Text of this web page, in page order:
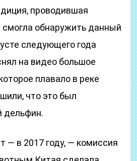
проводившая
смогла обнаружить данный
следующего года
на видео большое
плавало в реке
что это был
дельфин.
— в 2017 году, — комиссия